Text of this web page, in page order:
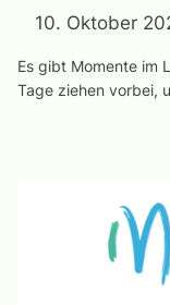
10. Oktober
Es gibt Momente im
Tage ziehen vorbei,